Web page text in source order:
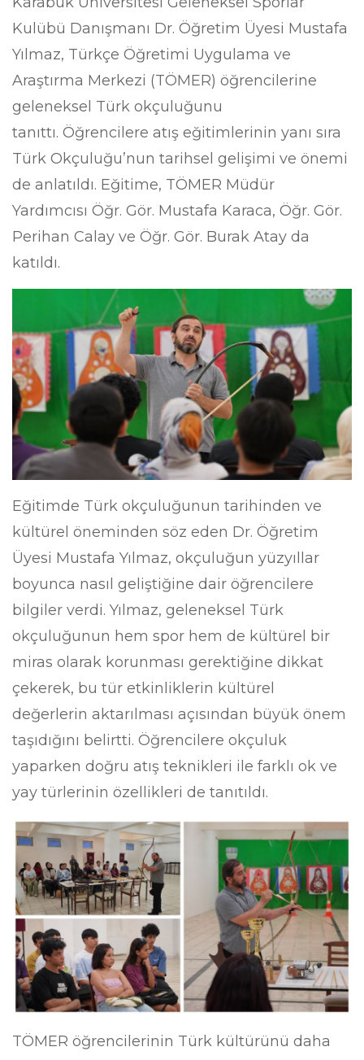
Kulübü Danışmanı Dr. Öğretim Üyesi Mustafa
Yılmaz, Türkçe Öğretimi Uygulama ve
Araştırma Merkezi (TÖMER) öğrencilerine
geleneksel Türk okçuluğunu
tanıttı. Öğrencilere atış eğitimlerinin yanı sıra
Türk Okçuluğu’nun tarihsel gelişimi ve önemi
de anlatıldı. Eğitime, TÖMER Müdür
Yardımcısı Öğr. Gör. Mustafa Karaca, Öğr. Gör.
Perihan Calay ve Öğr. Gör. Burak Atay da
katıldı.
Eğitimde Türk okçuluğunun tarihinden ve
kültürel öneminden söz eden Dr. Öğretim
Üyesi Mustafa Yılmaz, okçuluğun yüzyıllar
boyunca nasıl geliştiğine dair öğrencilere
bilgiler verdi. Yılmaz, geleneksel Türk
okçuluğunun hem spor hem de kültürel bir
miras olarak korunması gerektiğine dikkat
çekerek, bu tür etkinliklerin kültürel
değerlerin aktarılması açısından büyük önem
taşıdığını belirtti. Öğrencilere okçuluk
yaparken doğru atış teknikleri ile farklı ok ve
yay türlerinin özellikleri de tanıtıldı.
TÖMER öğrencilerinin Türk kültürünü daha